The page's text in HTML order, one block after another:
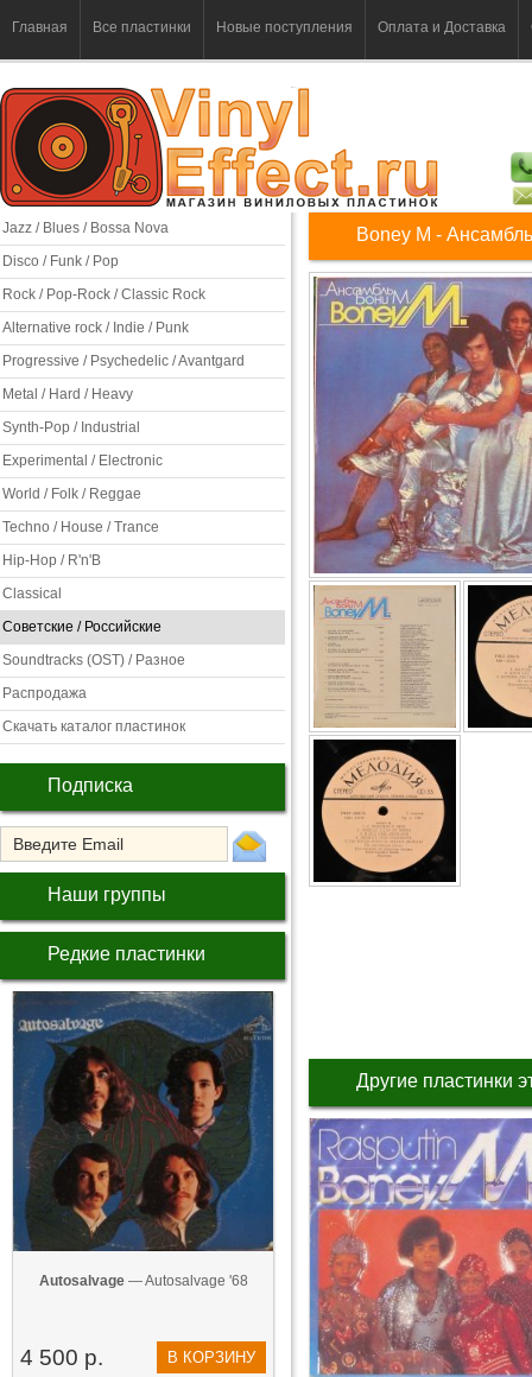
Главная Все пластинки Новые поступления Оплата и Доставка
Jazz / Blues / Bossa Nova
Disco / Funk / Pop
Rock / Pop-Rock / Classic Rock
Alternative rock / Indie / Punk
Progressive / Psychedelic / Avantgard
Metal / Hard / Heavy
Synth-Pop / Industrial
Experimental / Electronic
World / Folk / Reggae
Techno / House / Trance
Hip-Hop / R'n'B
Classical
Советские / Российские
Soundtracks (OST) / Разное
Распродажа
Скачать каталог пластинок
Подписка
Наши группы
Редкие пластинки
Autosalvage— Autosalvage '68
4 500 р. В КОРЗИНУ
Boney M -
Другие пластинки